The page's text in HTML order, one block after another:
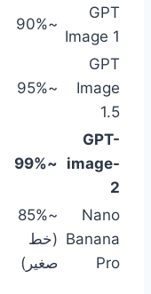
GPT
Image 1
~90%
GPT
Image
1.5
~95%
GPT-
image-
2
~99%
Nano
Banana
Pro
~85%
(خط
صغير)